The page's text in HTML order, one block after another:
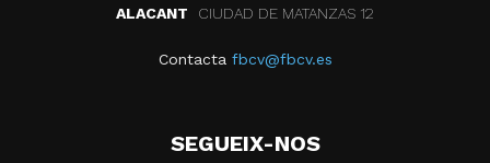
ALACANT
CIUDAD DE MATANZAS 12
Contacta fbcv@fbcv.es
SEGUEIX-NOS